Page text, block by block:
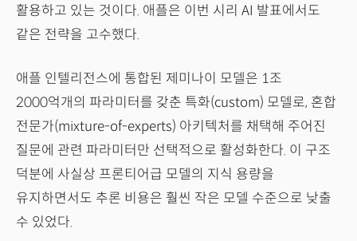
활용하고 있는 것이다. 애플은 이번 시리 AI 발표에서도
같은 전략을 고수했다.
애플 인텔리전스에 통합된 제미나이 모델은 1조
2000억개의 파라미터를 갖춘 특화(custom) 모델로, 혼합
전문가(mixture-of-experts) 아키텍처를 채택해 주어진
질문에 관련 파라미터만 선택적으로 활성화한다. 이 구조
덕분에 사실상 프론티어급 모델의 지식 용량을
유지하면서도 추론 비용은 훨씬 작은 모델 수준으로 낮출
수 있었다.